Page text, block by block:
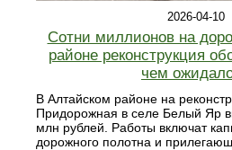
2026-04-10
Сотни миллионов на
районе реконструкция
чем
В Алтайском районе на
Придорожная в селе Белый Яр
млн рублей. Работы включат
дорожного полотна и